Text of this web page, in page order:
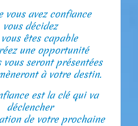
vous avez confiance
vous décidez
êtes capable
une opportunité
vous seront présentées
à votre destin.
est la clé qui va
déclencher
de votre prochaine